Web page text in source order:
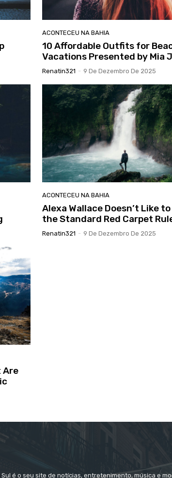
ACONTECEU NA BAHIA
10 Affordable Outfits for
Vacations Presented by Mia
Renatin321 - 9 De Dezembro De 2025
ACONTECEU NA BAHIA
Alexa Wallace Doesn’t Like
the Standard Red Carpet
Renatin321 - 9 De Dezembro De 2025
Are
Sul é o seu site de notícias, entretenimento, música e